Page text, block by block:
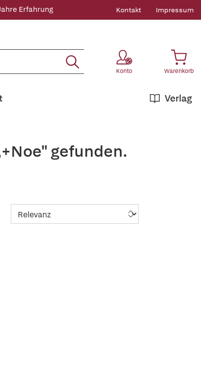
Erfahrung Kontakt Impressum
Konto Warenkorb
Verlag
gefunden.